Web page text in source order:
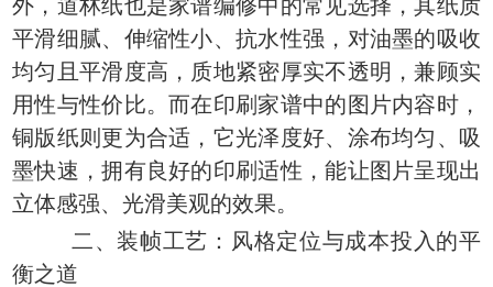
外，道林纸也是家谱编修中的常见选择，其纸质
平滑细腻、伸缩性小、抗水性强，对油墨的吸收
均匀且平滑度高，质地紧密厚实不透明，兼顾实
用性与性价比。而在印刷家谱中的图片内容时，
铜版纸则更为合适，它光泽度好、涂布均匀、吸
墨快速，拥有良好的印刷适性，能让图片呈现出
立体感强、光滑美观的效果。
二、装帧工艺：风格定位与成本投入的平
衡之道